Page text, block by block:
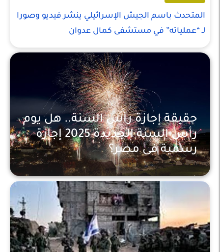
المتحدث باسم الجيش الإسرائيلي ينشر فيديو وصورا
لـ “عملياته” في مستشفى كمال عدوان
أخبار عاجلة
حقيقة إجازة رأس السنة.. هل يوم
رأس السنة الجديدة 2025 إجازة
رسمية فى مصر؟